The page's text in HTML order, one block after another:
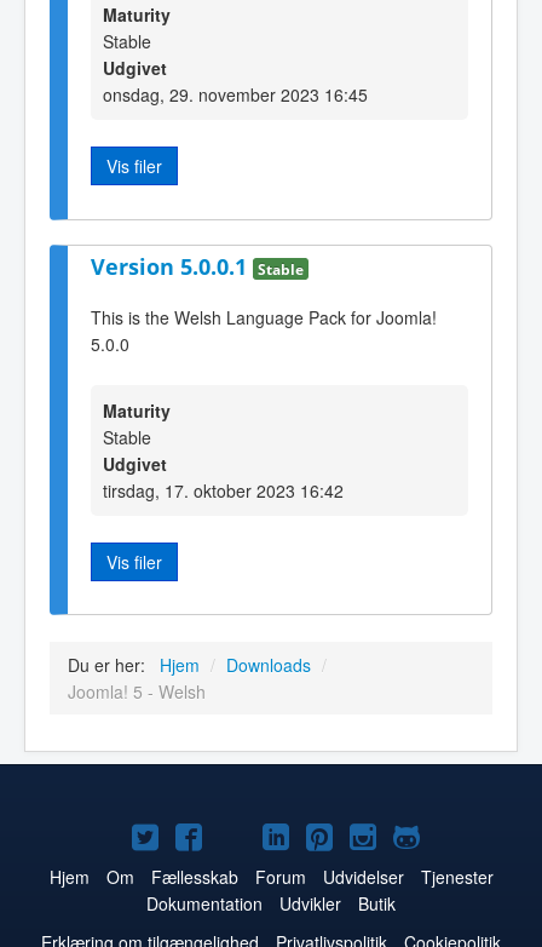
Maturity
Stable
Udgivet
onsdag, 29. november 2023 16:45
Vis filer
Version 5.0.0.1 Stable
This is the Welsh Language Pack for Joomla!
5.0.0
Maturity
Stable
Udgivet
tirsdag, 17. oktober 2023 16:42
Vis filer
Du er her: Hjem / Downloads /
Joomla! 5 - Welsh
Joomla!
på
Twitter
Joomla!
på
Facebook
Joomla!
på
YouTube
Joomla!
på
LinkedIn
Joomla!
på
Pinterest
Joomla!
på
Instagram
Joomla!
på
Hjem Om Fællesskab Forum Udvidelser
Tjenester
Dokumentation
Udvikler
Butik
Erklæring om tilgængelighed
Privatlivspolitik Cookiepolitik